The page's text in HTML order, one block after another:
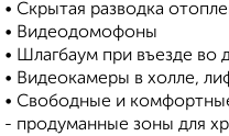
• Скрытая разводка
• Видеодомофоны
• Шлагбаум при въезде во
• Видеокамеры в холле,
• Свободные и
- продуманные зоны для